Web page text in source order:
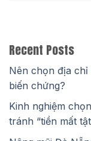
Recent Posts
Nên chọn địa
biến chứng?
Kinh nghiệm
tránh “tiền mất